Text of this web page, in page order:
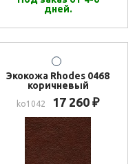
дней.
Экокожа Rhodes 0468
коричневый
ko1042 17 260 ₽